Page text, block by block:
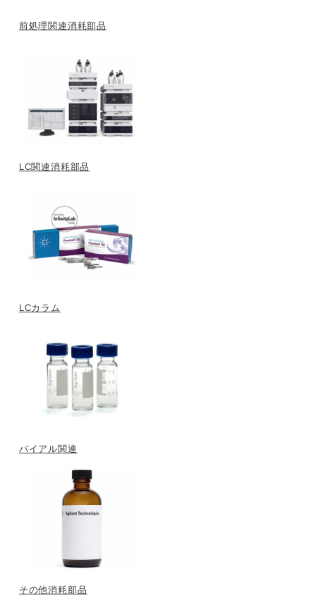
前処理関連消耗部品
LC関連消耗部品
LCカラム
バイアル関連
その他消耗部品